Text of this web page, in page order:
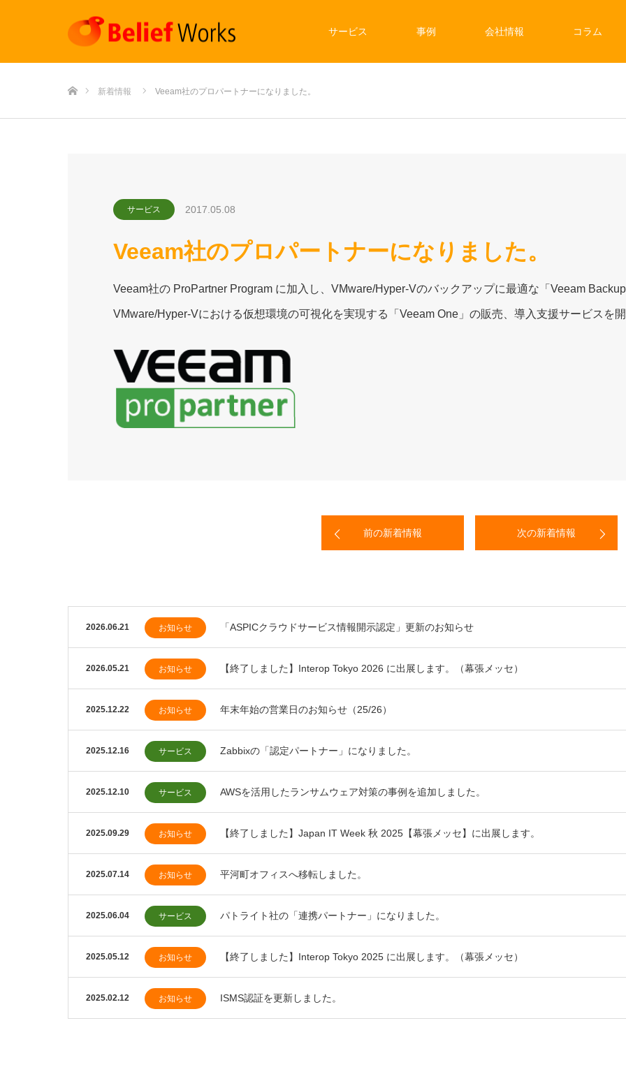
サービス 事例 会社情報 コラム
新着情報 Veeam社のプロパートナーになりました。
サービス 2017.05.08
Veeam社のプロパートナーになりました。
Veeam社の ProPartner Program に加入し、VMware/Hyper-Vのバックアップに最適な「Veeam Backup
VMware/Hyper-Vにおける仮想環境の可視化を実現する「Veeam One」の販売、導入支援サービスを開
前の新着情報 次の新着情報
2026.06.21 お知らせ 「ASPICクラウドサービス情報開示認定」更新のお知らせ
2026.05.21 お知らせ 【終了しました】Interop Tokyo 2026 に出展します。（幕張メッセ）
2025.12.22 お知らせ 年末年始の営業日のお知らせ（25/26）
2025.12.16 サービス Zabbixの「認定パートナー」になりました。
2025.12.10 サービス AWSを活用したランサムウェア対策の事例を追加しました。
2025.09.29 お知らせ 【終了しました】Japan IT Week 秋 2025【幕張メッセ】に出展します。
2025.07.14 お知らせ 平河町オフィスへ移転しました。
2025.06.04 サービス パトライト社の「連携パートナー」になりました。
2025.05.12 お知らせ 【終了しました】Interop Tokyo 2025 に出展します。（幕張メッセ）
2025.02.12 お知らせ ISMS認証を更新しました。